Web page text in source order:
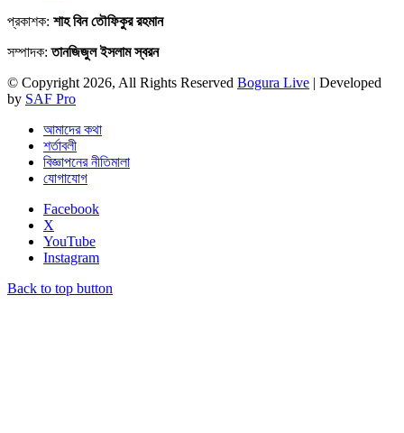
প্রকাশক: শাহ বিন তৌফিকুর রহমান
সম্পাদক:তানজিজুল ইসলাম স্বরন
© Copyright 2026, All Rights Reserved Bogura Live | Developed
by SAF Pro
আমাদের কথা
শর্তাবলী
বিজ্ঞাপনের নীতিমালা
যোগাযোগ
Facebook
X
YouTube
Instagram
Back to top button